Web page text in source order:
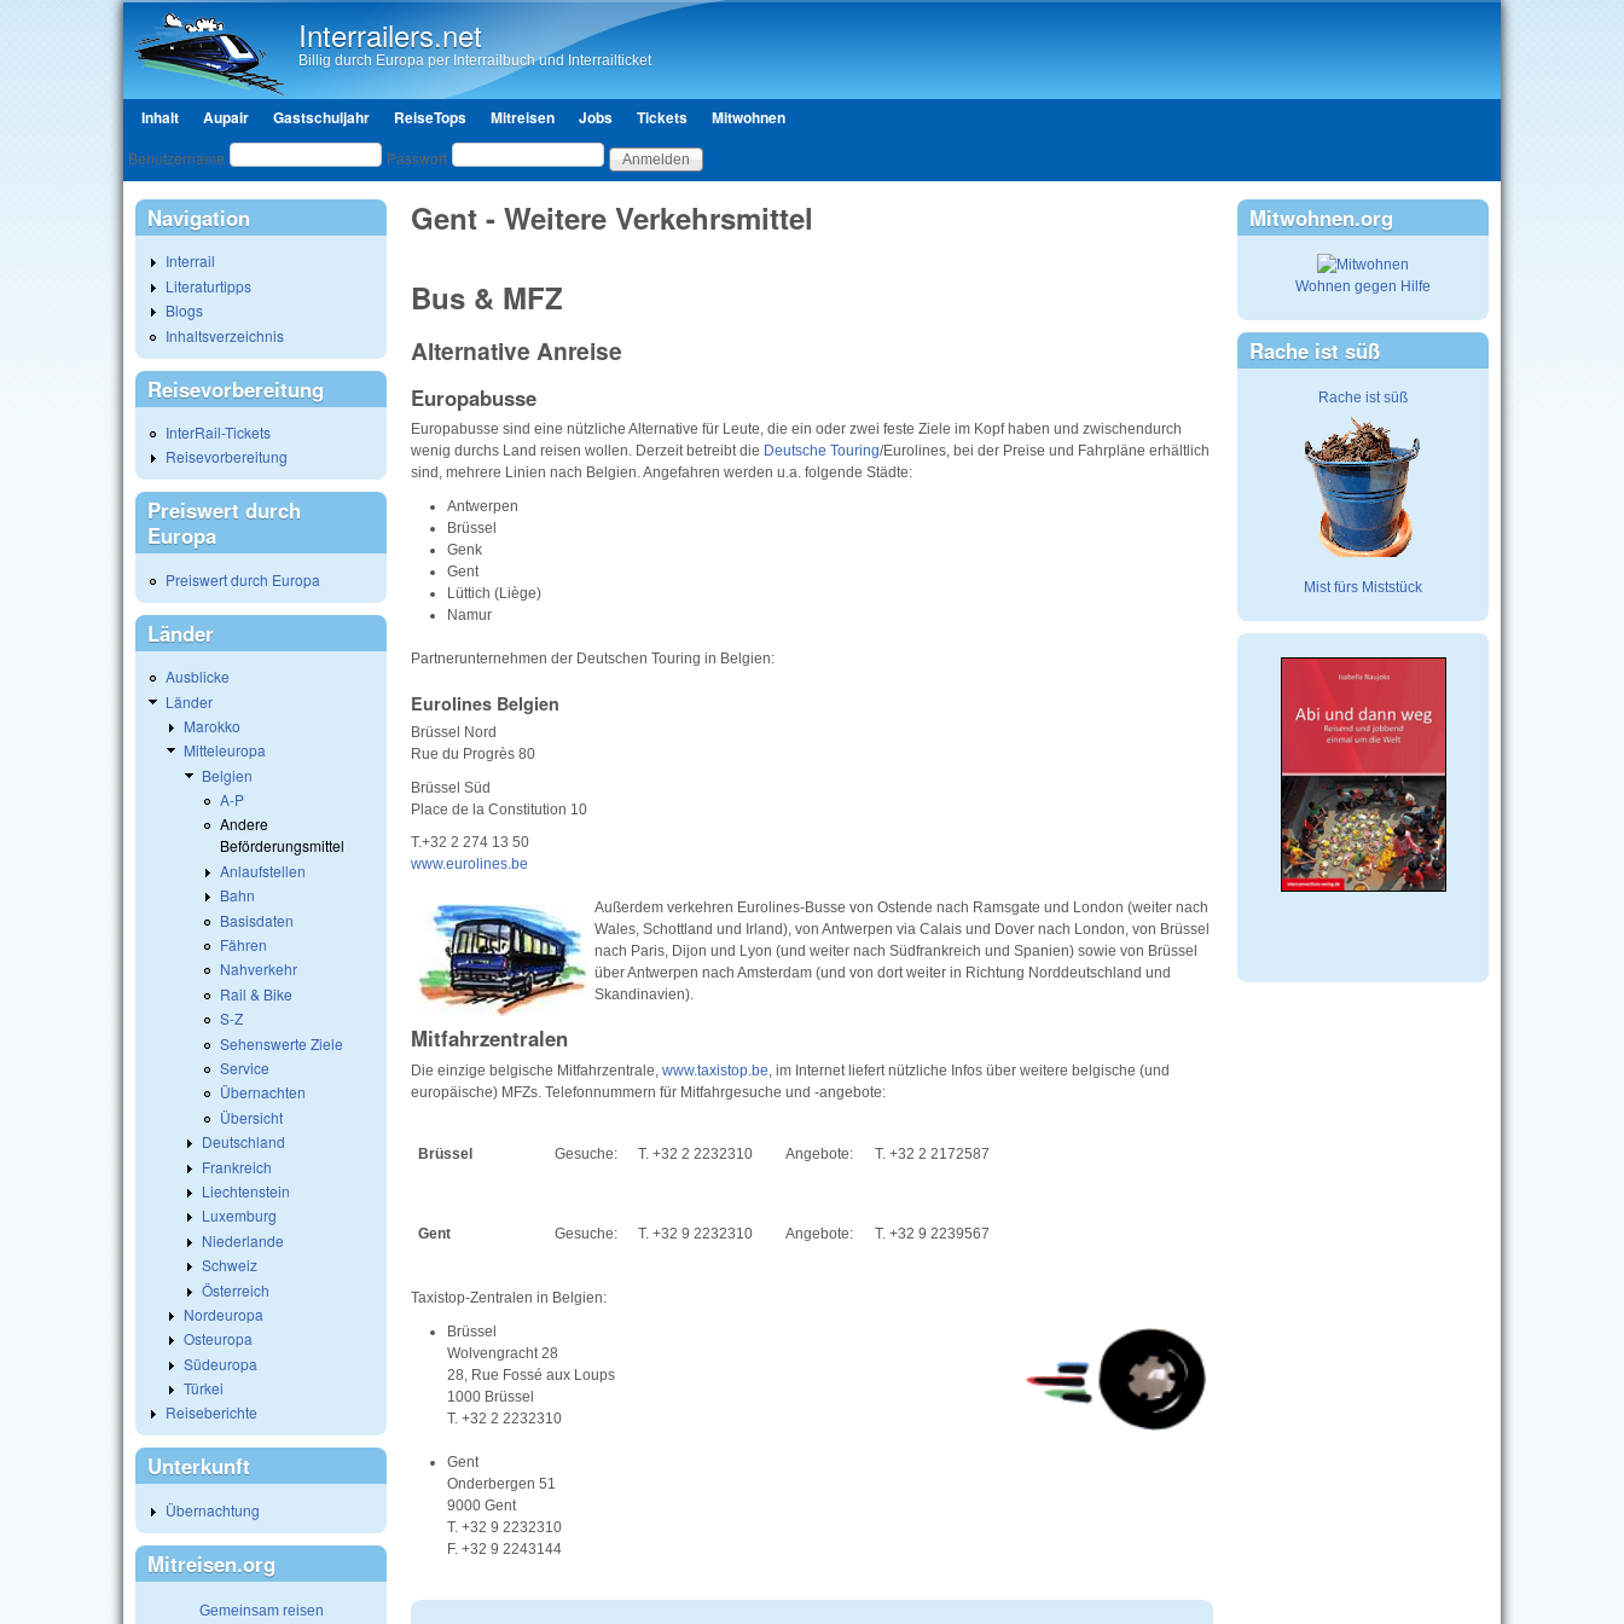
Interrailers.net
Billig durch Europa per Interrailbuch und Interrailticket
Hauptmenü
Inhalt Aupair Gastschuljahr ReiseTops Mitreisen Jobs Tickets Mitwohnen
Benutzeranmeldung
Benutzername Passwort
Gent - Weitere Verkehrsmittel
Bus & MFZ
Alternative Anreise
Europabusse
Europabusse sind eine nützliche Alternative für Leute, die ein oder zwei feste Ziele im Kopf haben und zwischendurch
wenig durchs Land reisen wollen. Derzeit betreibt die Deutsche Touring/Eurolines, bei der Preise und Fahrpläne erhältlich
sind, mehrere Linien nach Belgien. Angefahren werden u.a. folgende Städte:
Antwerpen
Brüssel
Genk
Gent
Lüttich (Liège)
Namur
Partnerunternehmen der Deutschen Touring in Belgien:
Eurolines Belgien
Brüssel Nord
Rue du Progrès 80
Brüssel Süd
Place de la Constitution 10
T.+32 2 274 13 50
www.eurolines.be
Außerdem verkehren Eurolines-Busse von Ostende nach Ramsgate und London (weiter nach
Wales, Schottland und Irland), von Antwerpen via Calais und Dover nach London, von Brüssel
nach Paris, Dijon und Lyon (und weiter nach Südfrankreich und Spanien) sowie von Brüssel
über Antwerpen nach Amsterdam (und von dort weiter in Richtung Norddeutschland und
Skandinavien).
Mitfahrzentralen
Die einzige belgische Mitfahrzentrale, www.taxistop.be , im Internet liefert nützliche Infos über weitere belgische (und
europäische) MFZs. Telefonnummern für Mitfahrgesuche und -angebote:
Brüssel Gesuche: T. +32 2 2232310 Angebote: T. +32 2 2172587
Gent Gesuche: T. +32 9 2232310 Angebote: T. +32 9 2239567
Taxistop-Zentralen in Belgien:
Brüssel
Wolvengracht 28
28, Rue Fossé aux Loups
1000 Brüssel
T. +32 2 2232310
Gent
Onderbergen 51
9000 Gent
T. +32 9 2232310
F. +32 9 2243144
Navigation
Interrail
Literaturtipps
Blogs
Inhaltsverzeichnis
Reisevorbereitung
InterRail-Tickets
Reisevorbereitung
Preiswert durch
Europa
Preiswert durch Europa
Länder
Ausblicke
Länder
Marokko
Mitteleuropa
Belgien
A-P
Andere
Beförderungsmittel
Anlaufstellen
Bahn
Basisdaten
Fähren
Nahverkehr
Rail & Bike
S-Z
Sehenswerte Ziele
Service
Übernachten
Übersicht
Deutschland
Frankreich
Liechtenstein
Luxemburg
Niederlande
Schweiz
Österreich
Nordeuropa
Osteuropa
Südeuropa
Türkei
Reiseberichte
Unterkunft
Übernachtung
Mitreisen.org
Gemeinsam reisen
Mitwohnen.org
Wohnen gegen Hilfe
Rache ist süß
Rache ist süß
Mist fürs Miststück